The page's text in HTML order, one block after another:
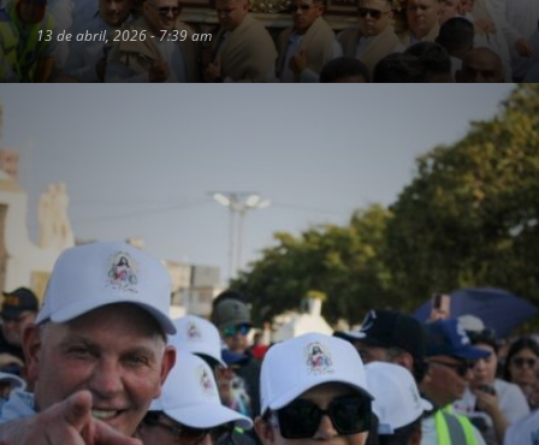
13 de abril, 2026 - 7:39 am